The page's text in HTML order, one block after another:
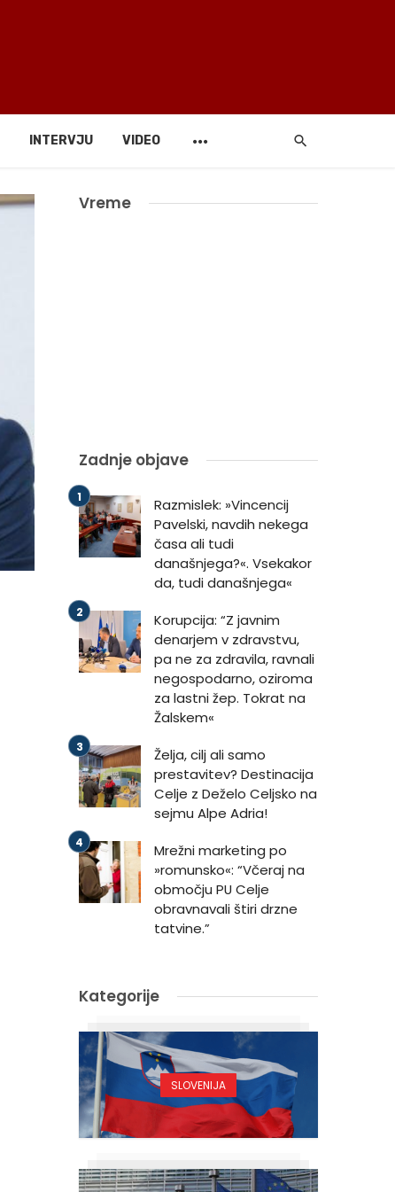
INTERVJU VIDEO
Vreme
Zadnje objave
Razmislek: »Vincencij
Pavelski, navdih nekega
časa ali tudi
današnjega?«. Vsekakor
da, tudi današnjega«
Korupcija: “Z javnim
denarjem v zdravstvu,
pa ne za zdravila, ravnali
negospodarno, oziroma
za lastni žep. Tokrat na
Žalskem«
Želja, cilj ali samo
prestavitev? Destinacija
Celje z Deželo Celjsko na
sejmu Alpe Adria!
Mrežni marketing po
»romunsko«: “Včeraj na
območju PU Celje
obravnavali štiri drzne
tatvine.”
Kategorije
SLOVENIJA